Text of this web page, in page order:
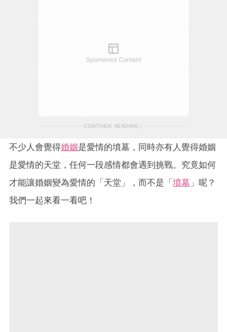
Sponsored Content
CONTINUE READING
不少人會覺得婚姻是愛情的墳墓，同時亦有人覺得婚姻
是愛情的天堂，任何一段感情都會遇到挑戰。究竟如何
才能讓婚姻變為愛情的「天堂」，而不是「墳墓 」呢？
我們一起來看一看吧！